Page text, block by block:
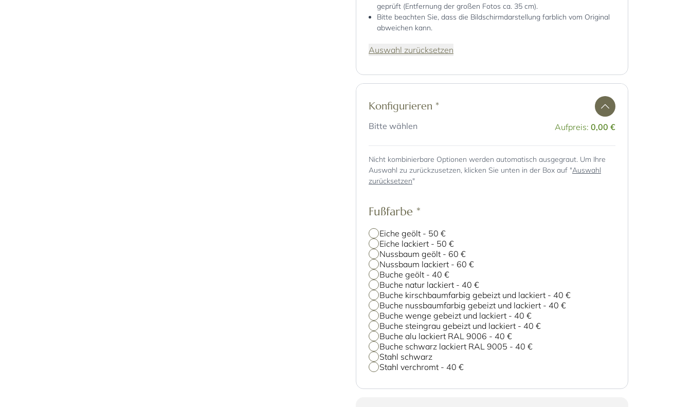
geprüft (Entfernung der großen Fotos ca. 35 cm).
Bitte beachten Sie, dass die Bildschirmdarstellung farblich vom Original
abweichen kann.
Auswahl zurücksetzen
Konfigurieren *
Bitte wählen Aufpreis: 0,00 €
Nicht kombinierbare Optionen werden automatisch ausgegraut. Um Ihre
Auswahl zu zurückzusetzen, klicken Sie unten in der Box auf "Auswahl
zurücksetzen"
Fußfarbe *
Eiche geölt - 50 €
Eiche lackiert - 50 €
Nussbaum geölt - 60 €
Nussbaum lackiert - 60 €
Buche geölt - 40 €
Buche natur lackiert - 40 €
Buche kirschbaumfarbig gebeizt und lackiert - 40 €
Buche nussbaumfarbig gebeizt und lackiert - 40 €
Buche wenge gebeizt und lackiert - 40 €
Buche steingrau gebeizt und lackiert - 40 €
Buche alu lackiert RAL 9006 - 40 €
Buche schwarz lackiert RAL 9005 - 40 €
Stahl schwarz
Stahl verchromt - 40 €